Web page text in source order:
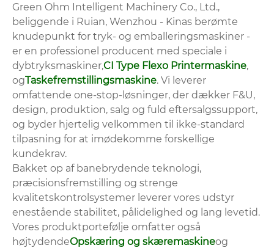
Green Ohm Intelligent Machinery Co., Ltd.,
beliggende i Ruian, Wenzhou - Kinas berømte
knudepunkt for tryk- og emballeringsmaskiner -
er en professionel producent med speciale i
dybtryksmaskiner,CI Type Flexo Printermaskine,
ogTaskefremstillingsmaskine. Vi leverer
omfattende one-stop-løsninger, der dækker F&U,
design, produktion, salg og fuld eftersalgssupport,
og byder hjertelig velkommen til ikke-standard
tilpasning for at imødekomme forskellige
kundekrav.
Bakket op af banebrydende teknologi,
præcisionsfremstilling og strenge
kvalitetskontrolsystemer leverer vores udstyr
enestående stabilitet, pålidelighed og lang levetid.
Vores produktportefølje omfatter også
højtydendeOpskæring og skæremaskineog